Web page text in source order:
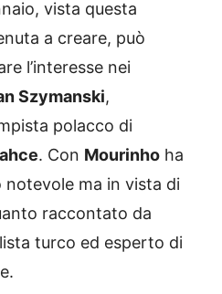
vista questa
a creare, può
l’interesse nei
Szymanski,
polacco di
. Con Mourinho ha
ma in vista di
raccontato da
turco ed esperto di